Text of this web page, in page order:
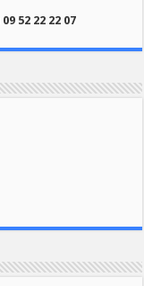
09 52 22 22 07